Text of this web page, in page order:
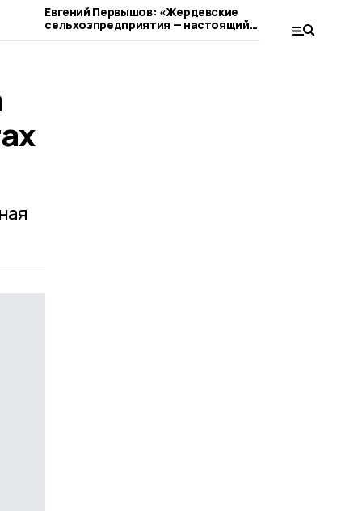
Евгений Первышов: «Жердевские
сельхозпредприятия — настоящий
пример ответственного бизнеса»